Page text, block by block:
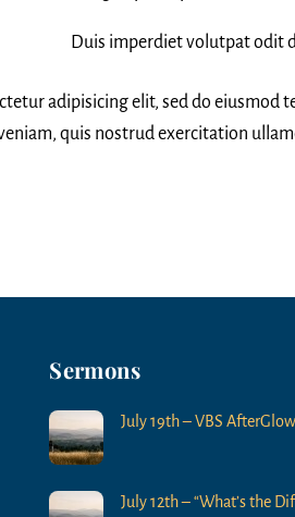
Duis imperdiet volutpat odit
adipisicing elit, sed do
quis nostrud exercitation
Sermons
July 19th – VBS AfterGlow
July 12th – “What’s the